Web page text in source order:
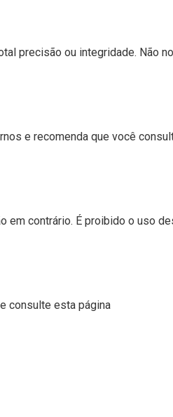
precisão ou integridade. Não
e recomenda que você
em contrário. É proibido o uso
consulte esta página